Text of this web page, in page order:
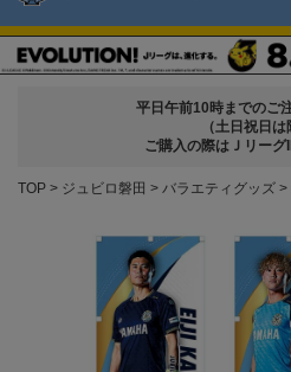
平日午前10時までのご
（土日祝日は
ご購入の際はＪリーグ
TOP ジュビロ磐田 バラエティグッズ